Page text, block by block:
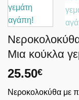
Μια κούκλα
25.50€
Νεροκολοκύθα με